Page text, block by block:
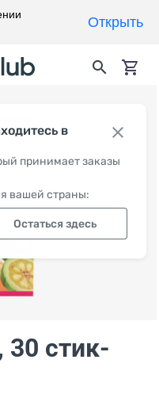
в
принимает заказы
вашей страны:
Остаться здесь
, 30 стик-
Открыть